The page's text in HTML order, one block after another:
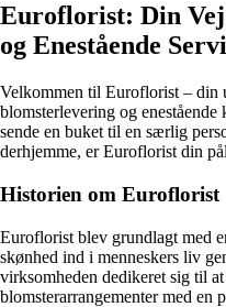
Euroflorist: Din
og Enestående
Velkommen til Euroflorist – din
blomsterlevering og
sende en buket til en særlig
derhjemme, er Euroflorist din
Historien om Euroflorist
Euroflorist blev grundlagt med
skønhed ind i menneskers liv
virksomheden dedikeret sig til
blomsterarrangementer med en